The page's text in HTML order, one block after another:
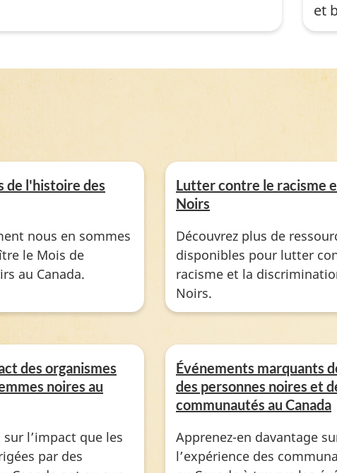
et
de l'histoire des
nous en sommes
le Mois de
au Canada.
Lutter contre le racisme
Noirs
Découvrez plus de
disponibles pour lutter
racisme et la
Noirs.
des organismes
noires au
sur l’impact que les
par des
Événements marquants
des personnes noires et
communautés au Canada
Apprenez-en davantage
l’expérience des